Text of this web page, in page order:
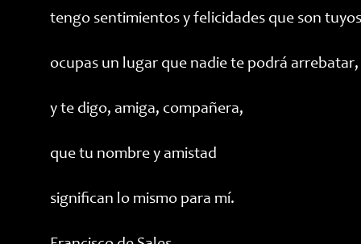
tengo sentimientos y felicidades que son
ocupas un lugar que nadie te podrá arrebatar,
y te digo, amiga, compañera,
que tu nombre y amistad
significan lo mismo para mí.